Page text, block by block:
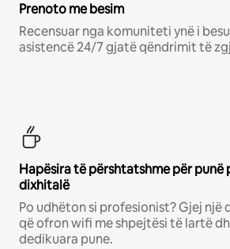
Prenoto me besim
Recensuar nga komuniteti ynë i
asistencë 24/7 gjatë qëndrimit të
Hapësira të përshtatshme për punë
dixhitalë
Po udhëton si profesionist? Gjej
që ofron wifi me shpejtësi të lartë
dedikuara pune.